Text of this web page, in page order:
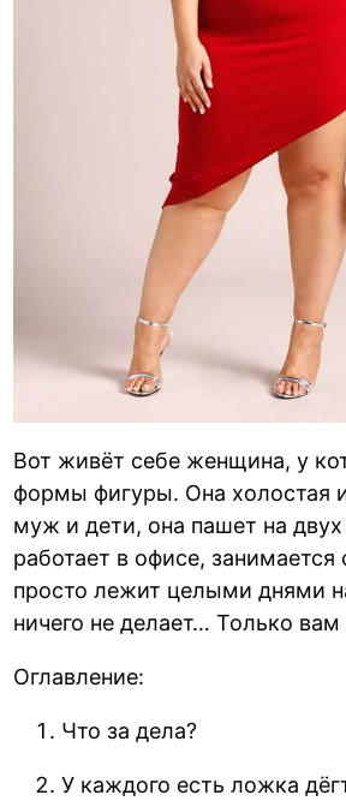
Вот живёт себе женщина, у
формы фигуры. Она холостая
муж и дети, она пашет на
работает в офисе, занимается
просто лежит целыми днями
ничего не делает… Только вам
Оглавление:
Что за дела?
У каждого есть ложка